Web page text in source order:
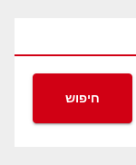
חיפוש